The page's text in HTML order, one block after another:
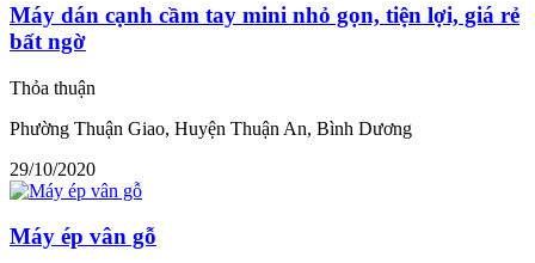
Máy dán cạnh cầm tay mini nhỏ gọn, tiện lợi, giá rẻ
bất ngờ
Thỏa thuận
Phường Thuận Giao, Huyện Thuận An, Bình Dương
29/10/2020
Máy ép vân gỗ